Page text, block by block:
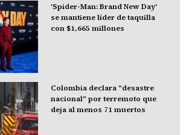
'Spider-Man: Brand New Day'
se mantiene líder de taquilla
con $1,665 millones
Colombia declara "desastre
nacional" por terremoto que
deja al menos 71 muertos